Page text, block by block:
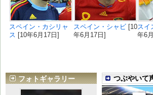
スペイン・カシリャ
ス [10年6月17日]
スペイン・シャビ[10
年6月17日]
スイ
年6
つぶやいて
フォトギャラリー